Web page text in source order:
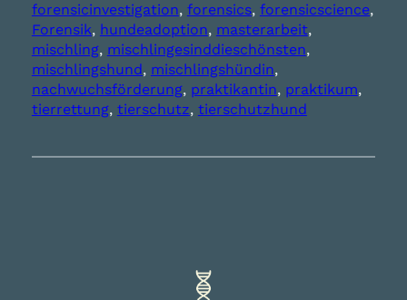
forensicinvestigation, forensics, forensicscience ,
Forensik, hundeadoption, masterarbeit ,
mischling, mischlingesinddieschönsten ,
mischlingshund, mischlingshündin ,
nachwuchsförderung, praktikantin, praktikum ,
tierrettung, tierschutz, tierschutzhund